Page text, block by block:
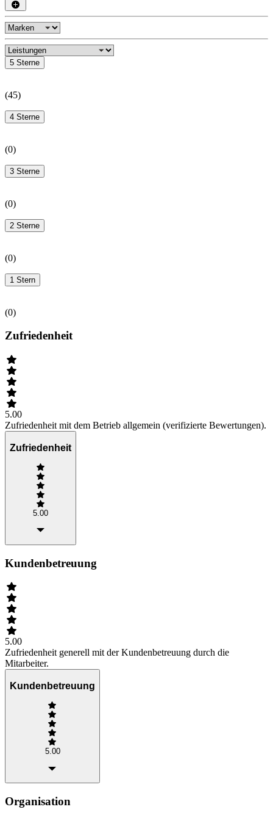
5 Sterne
(45)
4 Sterne
(0)
3 Sterne
(0)
2 Sterne
(0)
1 Stern
(0)
Zufriedenheit
5.00
Zufriedenheit mit dem Betrieb allgemein (verifizierte Bewertungen).
Zufriedenheit
5.00
Kundenbetreuung
5.00
Zufriedenheit generell mit der Kundenbetreuung durch die
Mitarbeiter.
Kundenbetreuung
5.00
Organisation